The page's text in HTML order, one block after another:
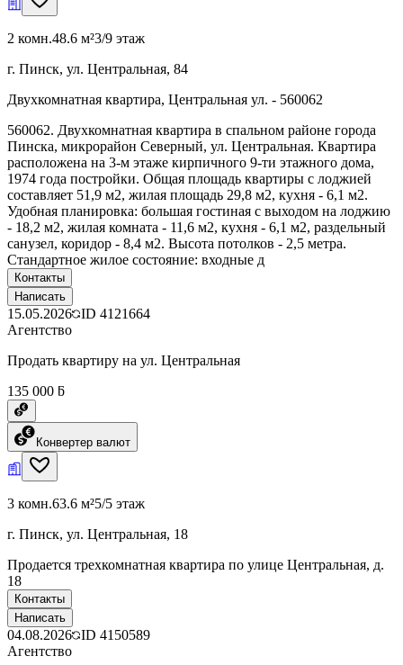
2 комн.48.6 м²3/9 этаж
г. Пинск, ул. Центральная, 84
Двухкомнатная квартира, Центральная ул. - 560062
560062. Двухкомнатная квартира в спальном районе города
Пинска, микрорайон Северный, ул. Центральная. Квартира
расположена на 3-м этаже кирпичного 9-ти этажного дома,
1974 года постройки. Общая площадь квартиры с лоджией
составляет 51,9 м2, жилая площадь 29,8 м2, кухня - 6,1 м2.
Удобная планировка: большая гостиная с выходом на лоджию
- 18,2 м2, жилая комната - 11,6 м2, кухня - 6,1 м2, раздельный
санузел, коридор - 8,4 м2. Высота потолков - 2,5 метра.
Стандартное жилое состояние: входные д
Контакты
Написать
15.05.2026 ID 4121664
Агентство
Продать квартиру на ул. Центральная
135 000 ƃ
Конвертер валют
3 комн.63.6 м²5/5 этаж
г. Пинск, ул. Центральная, 18
Продается трехкомнатная квартира по улице Центральная, д.
18
Контакты
Написать
04.08.2026 ID 4150589
Агентство